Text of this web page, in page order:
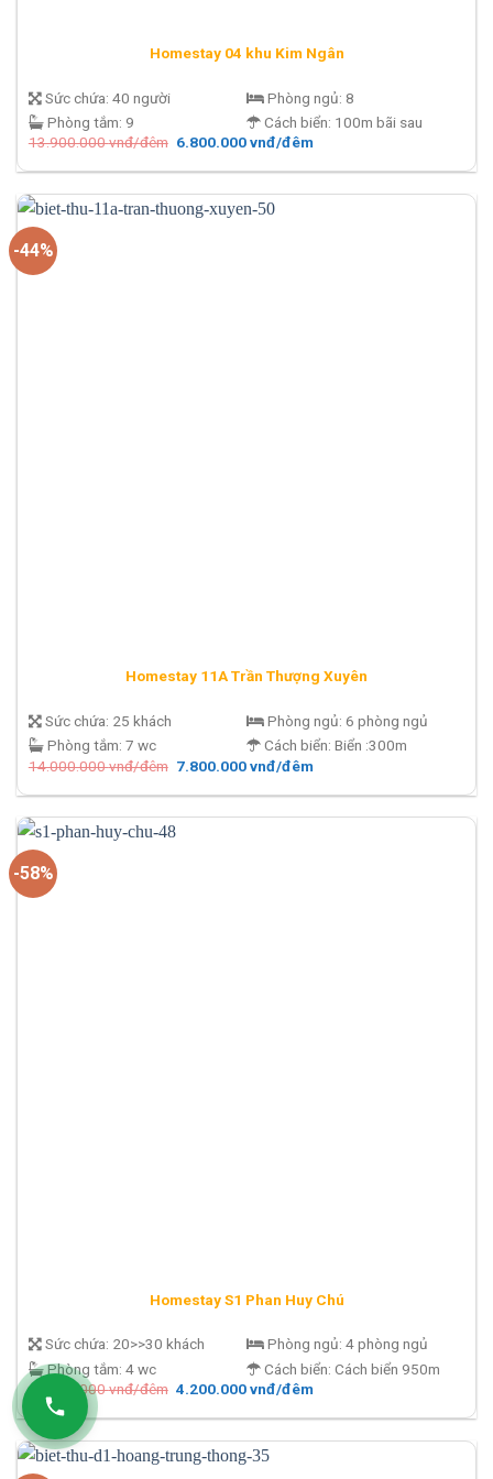
Homestay 04 khu Kim Ngân
Sức chứa: 40 người
Phòng tắm: 9
Phòng ngủ: 8
Cách biển: 100m bãi sau
13.900.000vnđ/đêm Giá
là:
đêm.
6.800.000vnđ/đêmGiá
tại
6.800.000 vnđ/
-44%
Homestay 11A Trần Thượng Xuyên
Sức chứa: 25 khách
Phòng tắm: 7 wc
Phòng ngủ: 6 phòng ngủ
Cách biển: Biển :300m
14.000.000vnđ/đêm Giá
là:
đêm.
7.800.000vnđ/đêmGiá
tại
7.800.000 vnđ/
-58%
Homestay S1 Phan Huy Chú
Sức chứa: 20>>30 khách
Phòng tắm: 4 wc
Phòng ngủ: 4 phòng ngủ
Cách biển: Cách biển 950m
10.000.000vnđ/đêm Giá
là:
đêm.
4.200.000vnđ/đêmGiá
tại
4.200.000 vnđ/